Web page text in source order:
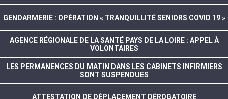
GENDARMERIE : OPÉRATION « TRANQUILLITÉ SENIORS COVID 19 »
AGENCE RÉGIONALE DE LA SANTÉ PAYS DE LA LOIRE : APPEL À
VOLONTAIRES
LES PERMANENCES DU MATIN DANS LES CABINETS INFIRMIERS
SONT SUSPENDUES
ATTESTATION DE DÉPLACEMENT DÉROGATOIRE